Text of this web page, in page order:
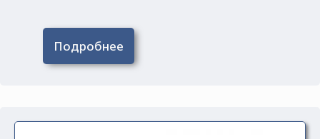
Подробнее